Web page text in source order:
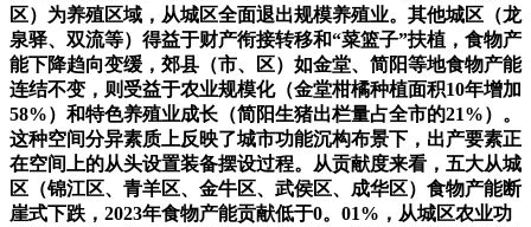
区）为养殖区域，从城区全面退出规模养殖业。其他城区（龙
泉驿、双流等）得益于财产衔接转移和“菜篮子”扶植，食物产
能下降趋向变缓，郊县（市、区）如金堂、简阳等地食物产能
连结不变，则受益于农业规模化（金堂柑橘种植面积10年增加
58%）和特色养殖业成长（简阳生猪出栏量占全市的21%）。
这种空间分异素质上反映了城市功能沉构布景下，出产要素正
在空间上的从头设置装备摆设过程。从贡献度来看，五大从城
区（锦江区、青羊区、金牛区、武侯区、成华区）食物产能断
崖式下跌，2023年食物产能贡献低于0。01%，从城区农业功